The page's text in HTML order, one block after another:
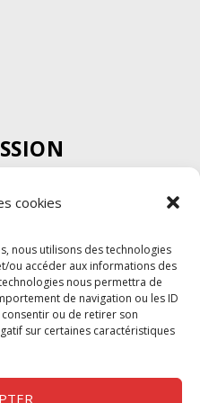
cookies
nous utilisons des technologies
ou accéder aux informations des
nous permettra de
de navigation ou les ID
ou de retirer son
sur certaines caractéristiques